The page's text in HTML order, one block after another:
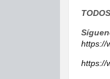
https://
https://